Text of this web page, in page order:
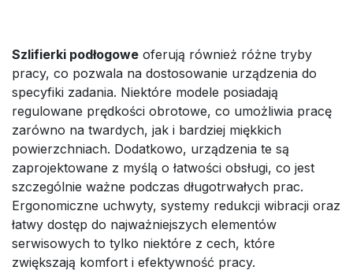
Szlifierki podłogowe oferują również różne tryby
pracy, co pozwala na dostosowanie urządzenia do
specyfiki zadania. Niektóre modele posiadają
regulowane prędkości obrotowe, co umożliwia pracę
zarówno na twardych, jak i bardziej miękkich
powierzchniach. Dodatkowo, urządzenia te są
zaprojektowane z myślą o łatwości obsługi, co jest
szczególnie ważne podczas długotrwałych prac.
Ergonomiczne uchwyty, systemy redukcji wibracji oraz
łatwy dostęp do najważniejszych elementów
serwisowych to tylko niektóre z cech, które
zwiększają komfort i efektywność pracy.